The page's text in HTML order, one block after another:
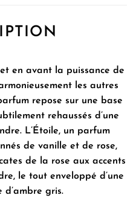
en avant la puissance de
les autres
repose sur une base
rehaussés d’une
L’Étoile, un parfum
de vanille et de rose,
de la rose aux accents
le tout enveloppé d’une
d’ambre gris.